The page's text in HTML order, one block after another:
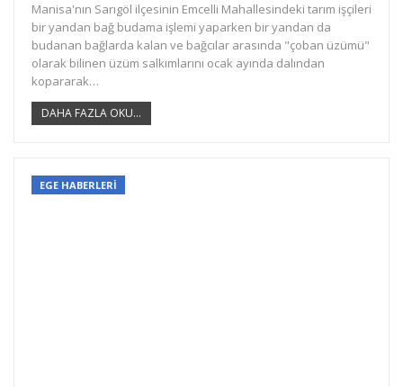
Manisa'nın Sarıgöl ilçesinin Emcelli Mahallesindeki tarım işçileri
bir yandan bağ budama işlemi yaparken bir yandan da
budanan bağlarda kalan ve bağcılar arasında "çoban üzümü"
olarak bilinen üzüm salkımlarını ocak ayında dalından
kopararak…
DAHA FAZLA OKU...
EGE HABERLERİ